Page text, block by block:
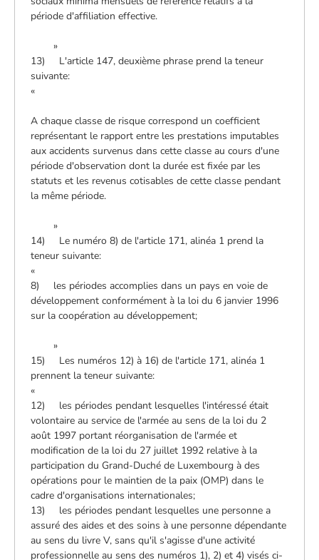
période d'affiliation effective.
»
13) L'article 147, deuxième phrase prend la teneur
suivante:
«
A chaque classe de risque correspond un coefficient
représentant le rapport entre les prestations imputables
aux accidents survenus dans cette classe au cours d'une
période d'observation dont la durée est fixée par les
statuts et les revenus cotisables de cette classe pendant
la même période.
»
14) Le numéro 8) de l'article 171, alinéa 1 prend la
teneur suivante:
«
8) les périodes accomplies dans un pays en voie de
développement conformément à la loi du 6 janvier 1996
sur la coopération au développement;
»
15) Les numéros 12) à 16) de l'article 171, alinéa 1
prennent la teneur suivante:
«
12) les périodes pendant lesquelles l'intéressé était
volontaire au service de l'armée au sens de la loi du 2
août 1997 portant réorganisation de l'armée et
modification de la loi du 27 juillet 1992 relative à la
participation du Grand-Duché de Luxembourg à des
opérations pour le maintien de la paix (OMP) dans le
cadre d'organisations internationales;
13) les périodes pendant lesquelles une personne a
assuré des aides et des soins à une personne dépendante
au sens du livre V, sans qu'il s'agisse d'une activité
professionnelle au sens des numéros 1), 2) et 4) visés ci-